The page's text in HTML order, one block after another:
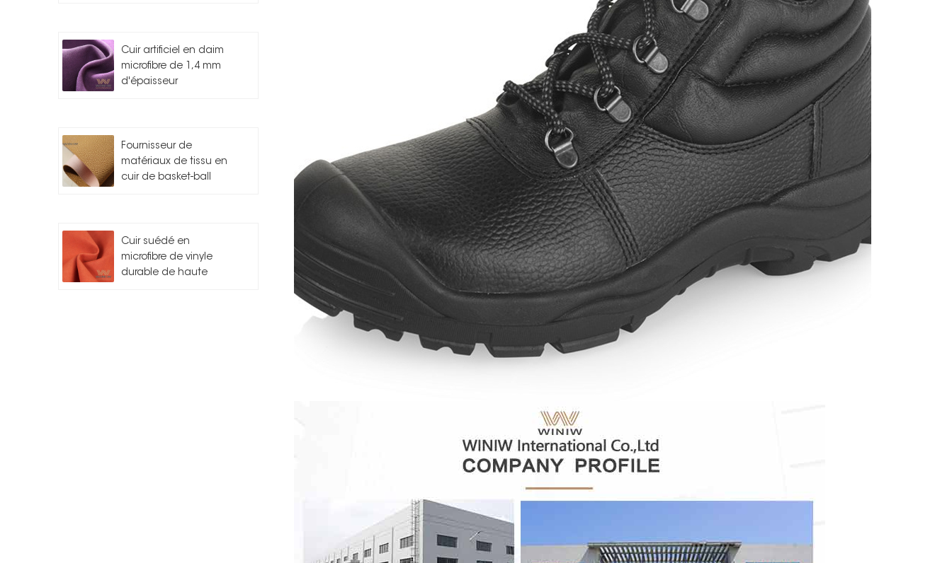
Cuir artificiel en daim
microfibre de 1,4 mm
d'épaisseur
Fournisseur de
matériaux de tissu en
cuir de basket-ball
Cuir suédé en
microfibre de vinyle
durable de haute